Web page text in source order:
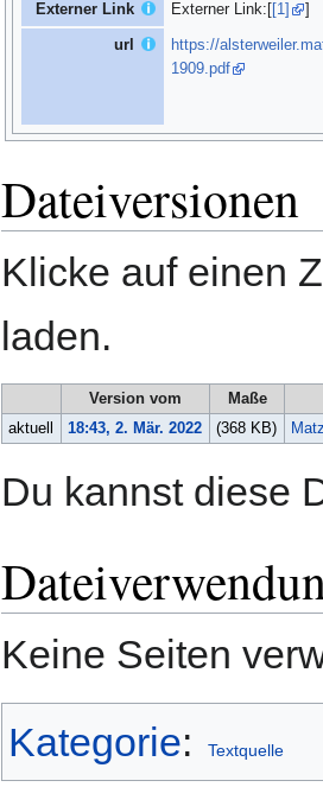
Externer Link Externer Link:[ [1]
url
https://
1909.pdf
Dateiversionen
Klicke auf einen
laden.
Version vom
Maße
aktuell
18:43, 2. Mär. 2022 (368 KB)
Du kannst diese
Keine Seiten
Kategorie: Textquelle